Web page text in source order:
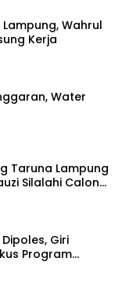
Wahrul
Kerja
Water
Taruna Lampung
Silalahi Calon
Giri
Program